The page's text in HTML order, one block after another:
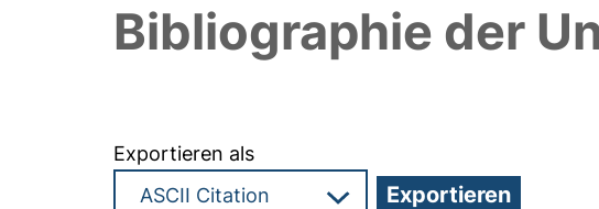
Bibliographie der
Exportieren als